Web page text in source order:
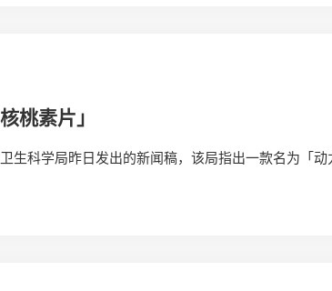
桃素片」
生科学局昨日发出的新闻稿，该局指出一款名为「动